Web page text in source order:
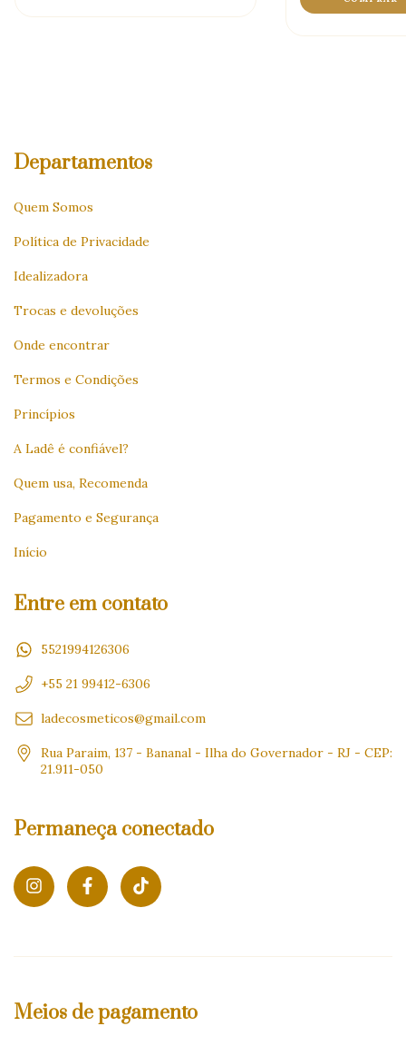
Departamentos
Quem Somos
Política de Privacidade
Idealizadora
Trocas e devoluções
Onde encontrar
Termos e Condições
Princípios
A Ladê é confiável?
Quem usa, Recomenda
Pagamento e Segurança
Início
Entre em contato
5521994126306
+55 21 99412-6306
ladecosmeticos@gmail.com
Rua Paraim, 137 - Bananal - Ilha do Governador - RJ - CEP:
21.911-050
Permaneça conectado
Meios de pagamento